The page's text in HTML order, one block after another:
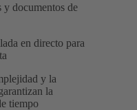
y documentos de
en directo para
y la
la
tiempo